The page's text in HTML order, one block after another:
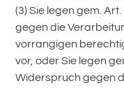
(3) Sie legen gem.
gegen die
vorrangigen
vor, oder Sie legen
Widerspruch gegen